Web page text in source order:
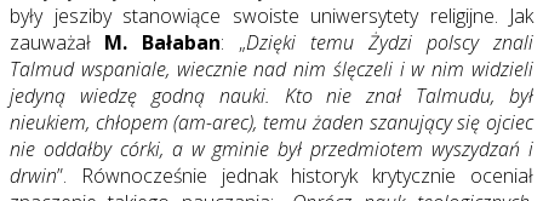
były jesziby stanowiące swoiste uniwersytety religijne. Jak
zauważał M. Bałaban: „Dzięki temu Żydzi polscy znali
Talmud wspaniale, wiecznie nad nim ślęczeli i w nim widzieli
jedyną wiedzę godną nauki. Kto nie znał Talmudu, był
nieukiem, chłopem (am-arec), temu żaden szanujący się ojciec
nie oddałby córki, a w gminie był przedmiotem wyszydzań i
drwin”. Równocześnie jednak historyk krytycznie oceniał